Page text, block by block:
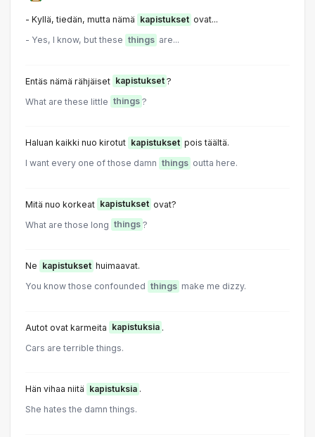
- Kyllä, tiedän, mutta nämä kapistukset ovat...
- Yes, I know, but these things are...
Entäs nämä rähjäiset kapistukset ?
What are these little things ?
Haluan kaikki nuo kirotut kapistukset pois täältä.
I want every one of those damn things outta here.
Mitä nuo korkeat kapistukset ovat?
What are those long things ?
Ne kapistukset huimaavat.
You know those confounded things make me dizzy.
Autot ovat karmeita kapistuksia .
Cars are terrible things.
Hän vihaa niitä kapistuksia .
She hates the damn things.